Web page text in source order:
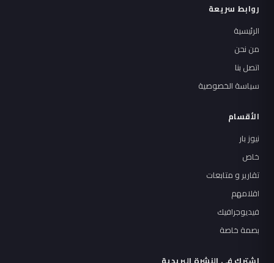
روابط سريعة
الرئيسية
من نحن
اتصل بنا
سياسة الخصوصية
الأقسام
نيوز بار
خاص
تقارير و متابعات
اقلامهم
فيديوجرافيك
بصمة خاصة